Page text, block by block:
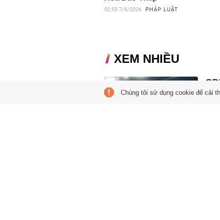
02:53 7/8/2026 PHÁP LUẬT
XEM NHIỀU
Chúng tôi sử dụng cookie để cải